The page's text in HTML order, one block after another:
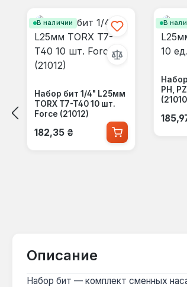
В наличии
Набор бит 1/4" L25мм
TORX T7-T40 10 шт.
Force (21012)
Обычная цена:
182,35 ₴
В
PH,
Описание
Набор бит — комплект сменных